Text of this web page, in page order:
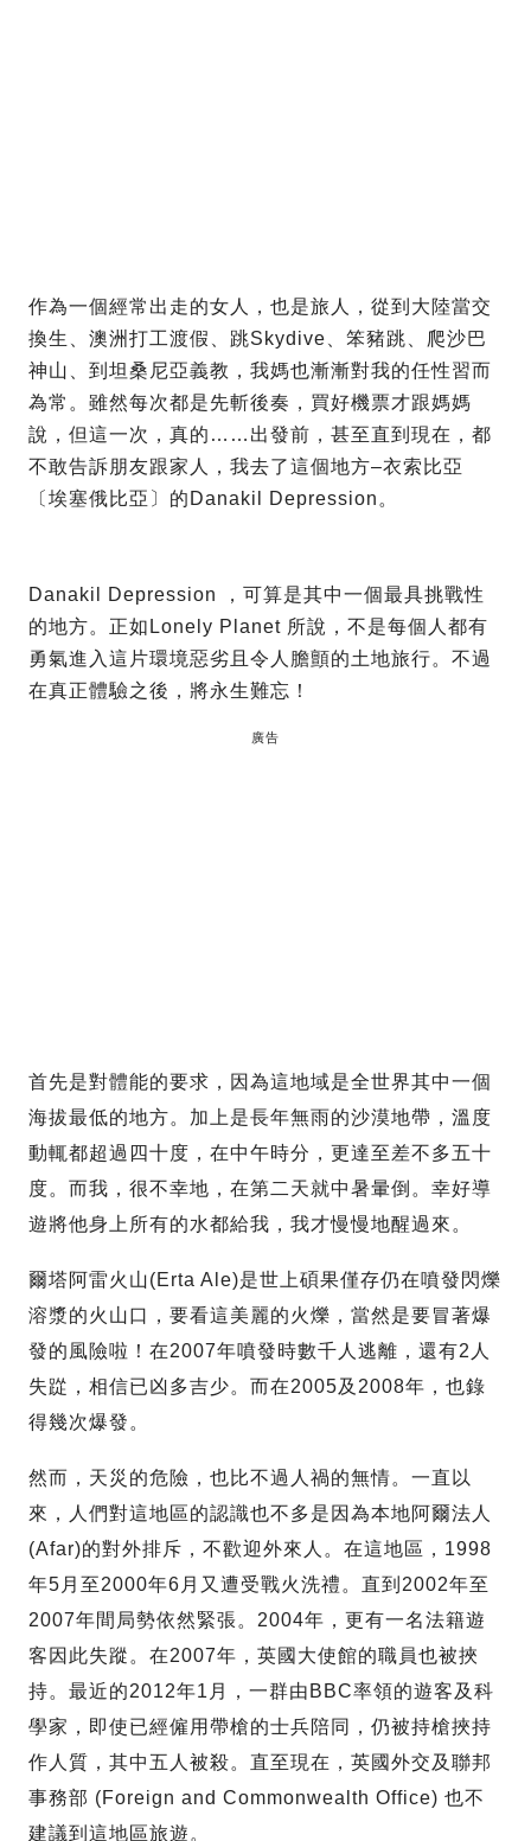
作為一個經常出走的女人，也是旅人，從到大陸當交
換生、澳洲打工渡假、跳Skydive、笨豬跳、爬沙巴
神山、到坦桑尼亞義教，我媽也漸漸對我的任性習而
為常。雖然每次都是先斬後奏，買好機票才跟媽媽
說，但這一次，真的……出發前，甚至直到現在，都
不敢告訴朋友跟家人，我去了這個地方–衣索比亞
〔埃塞俄比亞〕的Danakil Depression。
Danakil Depression ，可算是其中一個最具挑戰性
的地方。正如Lonely Planet 所說，不是每個人都有
勇氣進入這片環境惡劣且令人膽顫的土地旅行。不過
在真正體驗之後，將永生難忘！
廣告
首先是對體能的要求，因為這地域是全世界其中一個
海拔最低的地方。加上是長年無雨的沙漠地帶，溫度
動輒都超過四十度，在中午時分，更達至差不多五十
度。而我，很不幸地，在第二天就中暑暈倒。幸好導
遊將他身上所有的水都給我，我才慢慢地醒過來。
爾塔阿雷火山(Erta Ale)是世上碩果僅存仍在噴發閃爍
溶漿的火山口，要看這美麗的火爍，當然是要冒著爆
發的風險啦！在2007年噴發時數千人逃離，還有2人
失踨，相信已凶多吉少。而在2005及2008年，也錄
得幾次爆發。
然而，天災的危險，也比不過人禍的無情。一直以
來，人們對這地區的認識也不多是因為本地阿爾法人
(Afar)的對外排斥，不歡迎外來人。在這地區，1998
年5月至2000年6月又遭受戰火洗禮。直到2002年至
2007年間局勢依然緊張。2004年，更有一名法籍遊
客因此失蹤。在2007年，英國大使館的職員也被挾
持。最近的2012年1月，一群由BBC率領的遊客及科
學家，即使已經僱用帶槍的士兵陪同，仍被持槍挾持
作人質，其中五人被殺。直至現在，英國外交及聯邦
事務部 (Foreign and Commonwealth Office) 也不
建議到這地區旅遊。